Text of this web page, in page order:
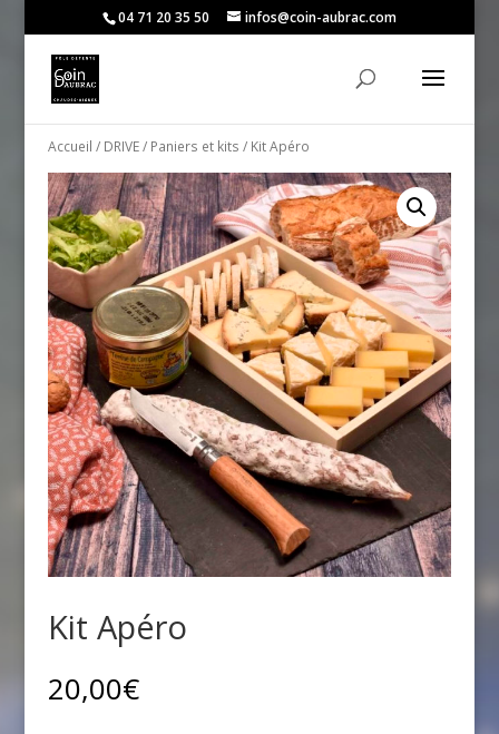
04 71 20 35 50 infos@coin-aubrac.com
Accueil / DRIVE/ Paniers et kits / Kit Apéro
Kit Apéro
20,00€